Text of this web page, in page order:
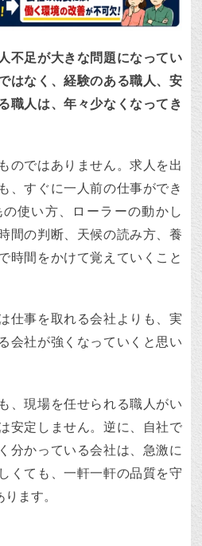
不足が大きな問題になってい
はなく、経験のある職人、安
職人は、年々少なくなってき
のではありません。求人を出
、すぐに一人前の仕事ができ
使い方、ローラーの動かし
間の判断、天候の読み方、養
時間をかけて覚えていくこと
仕事を取れる会社よりも、実
会社が強くなっていくと思い
、現場を任せられる職人がい
安定しません。逆に、自社で
分かっている会社は、急激に
くても、一軒一軒の品質を守
ます。